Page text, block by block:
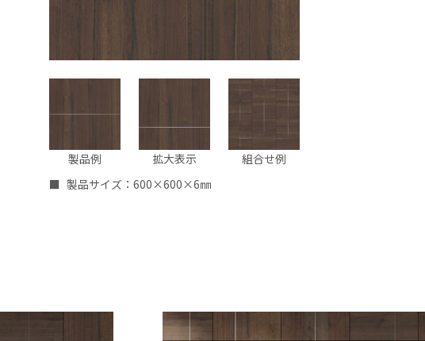
製品例 拡大表示
組合せ例
製品サイズ：600×600×6㎜